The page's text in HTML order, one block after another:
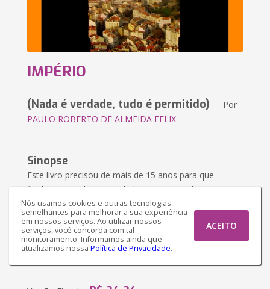
Nós usamos cookies e outras tecnologias
semelhantes para melhorar a sua experiência
em nossos serviços. Ao utilizar nossos
serviços, você concorda com tal
monitoramento. Informamos ainda que
atualizamos nossa Política de Privacidade.
ACEITO
IMPÉRIO
(Nada é verdade, tudo é permitido) Por
PAULO ROBERTO DE ALMEIDA FELIX
Sinopse
Este livro precisou de mais de 15 anos para que
finalmente pudesse ser dado por terminado. Não
quero com isso dizer que ele seja um Grande
Romance. Pelo contrário, assim como o anterior, não
passa ...